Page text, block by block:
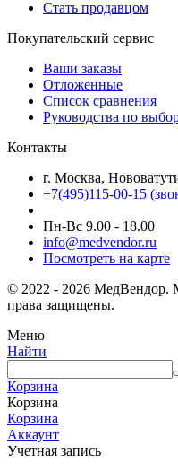
Стать продавцом
Покупательский сервис
Ваши заказы
Отложенные
Список сравнения
Руководства по
Контакты
г. Москва,
+7(495)115-00-15
Пн-Вс 9.00 - 18.00
info@medvendor.ru
Посмотреть на карте
© 2022 - 2026 МедВендор.
права защищены.
Меню
Найти
Корзина
Корзина
Корзина
Аккаунт
Учетная запись